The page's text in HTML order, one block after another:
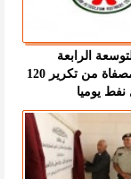
الرابعة
ستمكن المصفاة من تكرير 120
نفط يوميا